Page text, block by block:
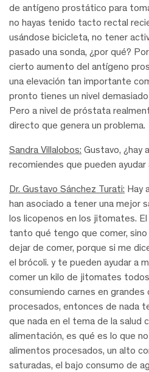
de antígeno prostático para
no hayas tenido tacto rectal
usándose bicicleta, no tener
pasado una sonda, ¿por qué?
cierto aumento del antígeno
una elevación tan importante
pronto tienes un nivel
Pero a nivel de próstata
directo que genera un problema.
Sandra Villalobos: Gustavo, ¿hay
recomiendes que pueden
Dr. Gustavo Sánchez Turati: Hay
han asociado a tener una mejor
los licopenos en los jitomates.
tanto qué tengo que comer,
dejar de comer, porque si me
el brócoli. y te pueden ayudar a
comer un kilo de jitomates
consumiendo carnes en
procesados, entonces de nada
que nada en el tema de la salud
alimentación, es qué es lo que
alimentos procesados, un alto
saturadas, el bajo consumo de